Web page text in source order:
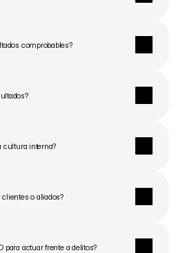
comprobables?
cultura interna?
o aliados?
para actuar frente a delitos?